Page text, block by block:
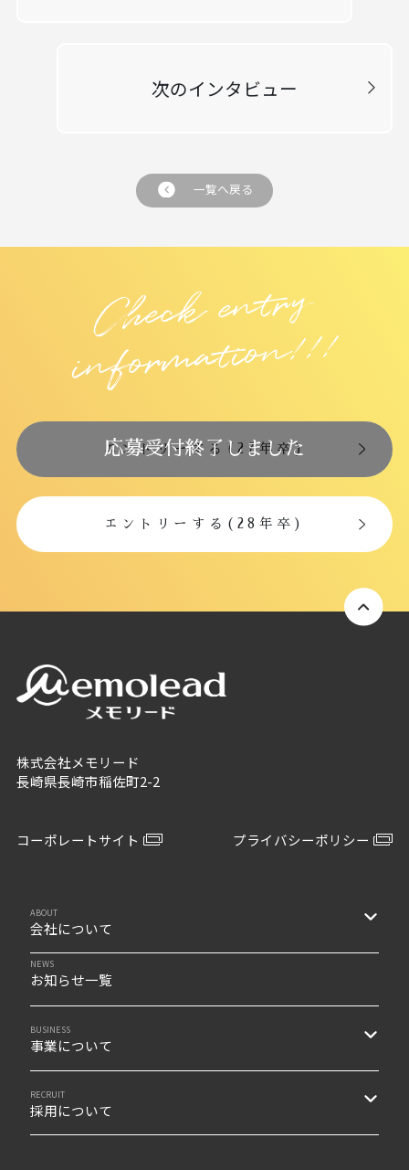
次のインタビュー
一覧へ戻る
Chec
k e
ntry
i
nfor
m
atio
n!!!
エントリーする(27年卒)
応募受付終了しました
エントリーする(28年卒)
株式会社メモリード
長崎県長崎市稲佐町2-2
コーポレートサイト プライバシーポリシー
会社について
ABOUT
お知らせ一覧
NEWS
事業について
BUSINESS
採用について
RECRUIT